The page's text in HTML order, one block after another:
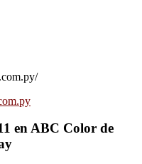
en ABC Color de